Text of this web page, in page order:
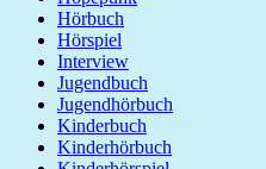
Hörbuch
Hörspiel
Interview
Jugendbuch
Jugendhörbuch
Kinderbuch
Kinderhörbuch